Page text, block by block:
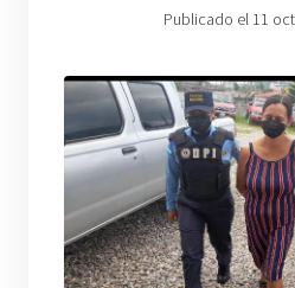
Publicado el 11